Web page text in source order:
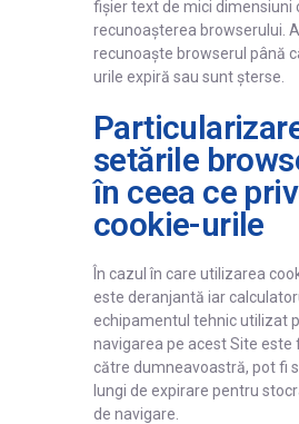
fișier text de mici dimensiuni
recunoașterea browserului.
recunoaște browserul până
urile expiră sau sunt șterse.
setările
în ceea ce
cookie-urile
În cazul în care utilizarea
este deranjantă iar
echipamentul tehnic utilizat
navigarea pe acest Site este
către dumneavoastră, pot fi
lungi de expirare pentru
de navigare.